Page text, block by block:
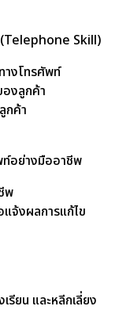
(Telephone Skill)
างโทรศัพท์
องลูกค้า
กค้า
ท์อย่างมืออาชีพ
พ
จ้งผลการแก้ไข
รียน และหลีกเลี่ยง